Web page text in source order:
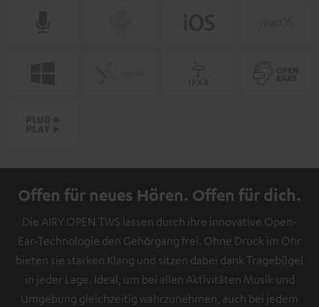
Offen für neues Hören. Offen für dich.
Die AIRY OPEN TWS lassen durch ihre innovative Open-
Ear-Technologie den Gehörgang frei. Ohne Druck im Ohr
bieten sie starken Klang und sitzen dabei dank Tragebügel
in jeder Lage. Ideal, um bei allen Aktivitäten Musik und
Umgebung gleichzeitig wahrzunehmen, auch bei jedem